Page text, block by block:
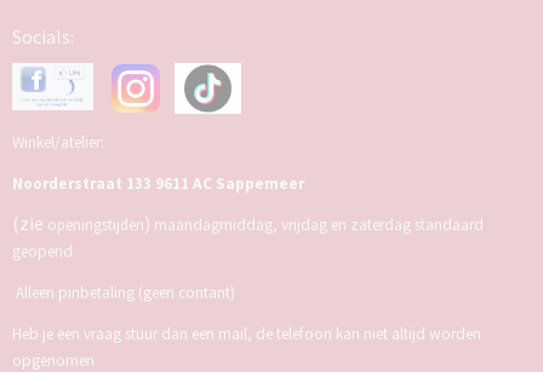
Socials:
Winkel/atelier:
Noorderstraat 133 9611 AC Sappemeer
(zie openingstijden) maandagmiddag, vrijdag en zaterdag standaard
geopend
Alleen pinbetaling (geen contant)
Heb je een vraag stuur dan een mail, de telefoon kan niet altijd worden
opgenomen